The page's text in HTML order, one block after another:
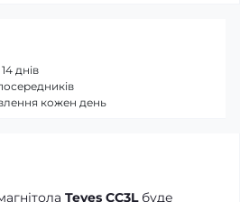
Teyes CC3Lбуде
днів
кожен день